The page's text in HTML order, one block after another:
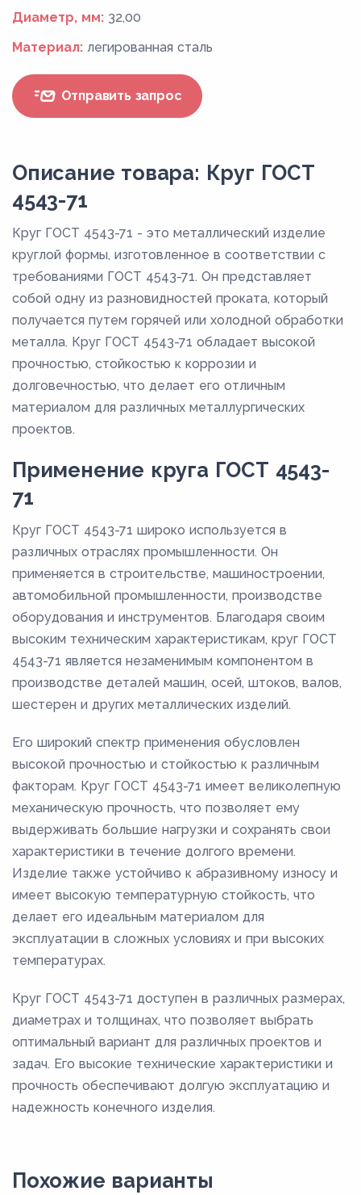
Диаметр, мм: 32,00
Материал: легированная сталь
Отправить запрос
Описание товара: Круг ГОСТ
4543-71
Круг ГОСТ 4543-71 - это металлический изделие
круглой формы, изготовленное в соответствии с
требованиями ГОСТ 4543-71. Он представляет
собой одну из разновидностей проката, который
получается путем горячей или холодной обработки
металла. Круг ГОСТ 4543-71 обладает высокой
прочностью, стойкостью к коррозии и
долговечностью, что делает его отличным
материалом для различных металлургических
проектов.
Применение круга ГОСТ 4543-
71
Круг ГОСТ 4543-71 широко используется в
различных отраслях промышленности. Он
применяется в строительстве, машиностроении,
автомобильной промышленности, производстве
оборудования и инструментов. Благодаря своим
высоким техническим характеристикам, круг ГОСТ
4543-71 является незаменимым компонентом в
производстве деталей машин, осей, штоков, валов,
шестерен и других металлических изделий.
Его широкий спектр применения обусловлен
высокой прочностью и стойкостью к различным
факторам. Круг ГОСТ 4543-71 имеет великолепную
механическую прочность, что позволяет ему
выдерживать большие нагрузки и сохранять свои
характеристики в течение долгого времени.
Изделие также устойчиво к абразивному износу и
имеет высокую температурную стойкость, что
делает его идеальным материалом для
эксплуатации в сложных условиях и при высоких
температурах.
Круг ГОСТ 4543-71 доступен в различных размерах,
диаметрах и толщинах, что позволяет выбрать
оптимальный вариант для различных проектов и
задач. Его высокие технические характеристики и
прочность обеспечивают долгую эксплуатацию и
надежность конечного изделия.
Похожие варианты